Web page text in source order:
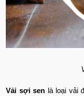
Vải sợi sen là loại vải